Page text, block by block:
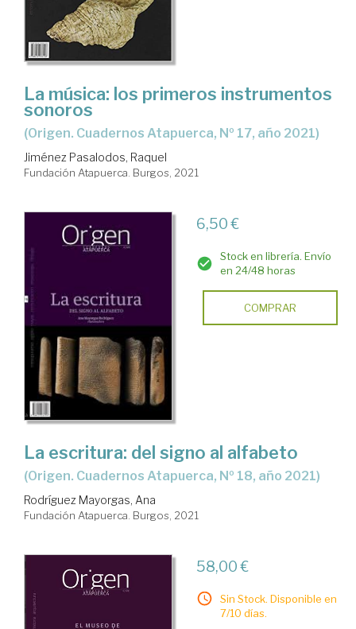
La música: los primeros instrumentos
sonoros
(Origen. Cuadernos Atapuerca, Nº 17, año 2021)
Jiménez Pasalodos, Raquel
Fundación Atapuerca. Burgos, 2021
6,50 €
Stock en librería. Envío
en 24/48 horas
COMPRAR
La escritura: del signo al alfabeto
(Origen. Cuadernos Atapuerca, Nº 18, año 2021)
Rodríguez Mayorgas, Ana
Fundación Atapuerca. Burgos, 2021
58,00 €
Sin Stock. Disponible en
7/10 días.